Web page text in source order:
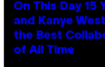
On This Day 15
and Kanye
the Best
of All Time